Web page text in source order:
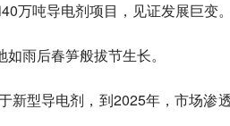
万吨导电剂项目，见证发展巨变。
雨后春笋般拔节生长。
新型导电剂，到2025年，市场渗